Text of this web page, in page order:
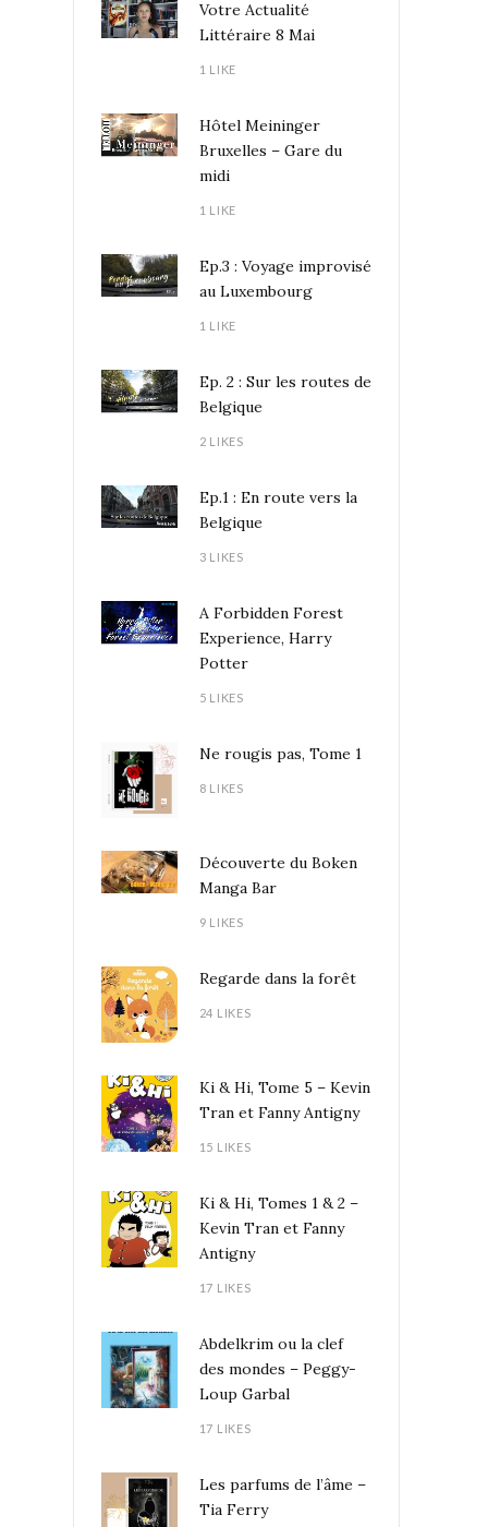
Votre Actualité
Littéraire 8 Mai
1 LIKE
Hôtel Meininger
Bruxelles – Gare du
midi
1 LIKE
Ep.3 : Voyage improvisé
au Luxembourg
1 LIKE
Ep. 2 : Sur les routes de
Belgique
2 LIKES
Ep.1 : En route vers la
Belgique
3 LIKES
A Forbidden Forest
Experience, Harry
Potter
5 LIKES
Ne rougis pas, Tome 1
8 LIKES
Découverte du Boken
Manga Bar
9 LIKES
Regarde dans la forêt
24 LIKES
Ki & Hi, Tome 5 – Kevin
Tran et Fanny Antigny
15 LIKES
Ki & Hi, Tomes 1 & 2 –
Kevin Tran et Fanny
Antigny
17 LIKES
Abdelkrim ou la clef
des mondes – Peggy-
Loup Garbal
17 LIKES
Les parfums de l’âme –
Tia Ferry